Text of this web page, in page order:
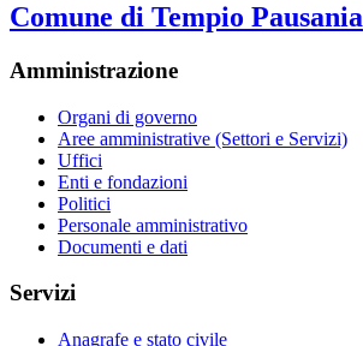
Comune di Tempio Pausania
Amministrazione
Organi di governo
Aree amministrative (Settori e Servizi)
Uffici
Enti e fondazioni
Politici
Personale amministrativo
Documenti e dati
Servizi
Anagrafe e stato civile